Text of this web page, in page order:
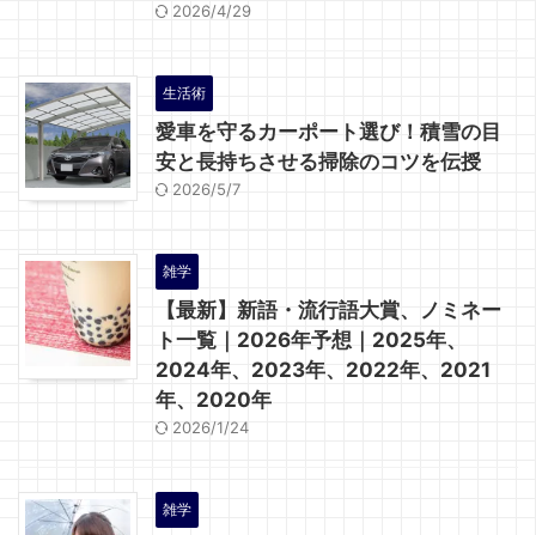
2026/4/29
生活術
愛車を守るカーポート選び！積雪の目
安と長持ちさせる掃除のコツを伝授
2026/5/7
雑学
【最新】新語・流行語大賞、ノミネー
ト一覧｜2026年予想｜2025年、
2024年、2023年、2022年、2021
年、2020年
2026/1/24
雑学